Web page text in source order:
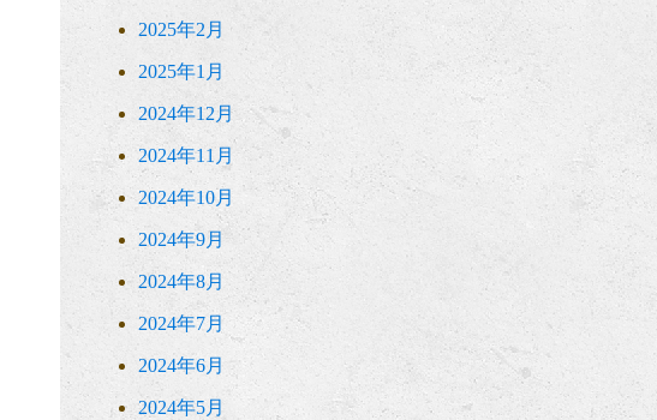
2025年2月
2025年1月
2024年12月
2024年11月
2024年10月
2024年9月
2024年8月
2024年7月
2024年6月
2024年5月